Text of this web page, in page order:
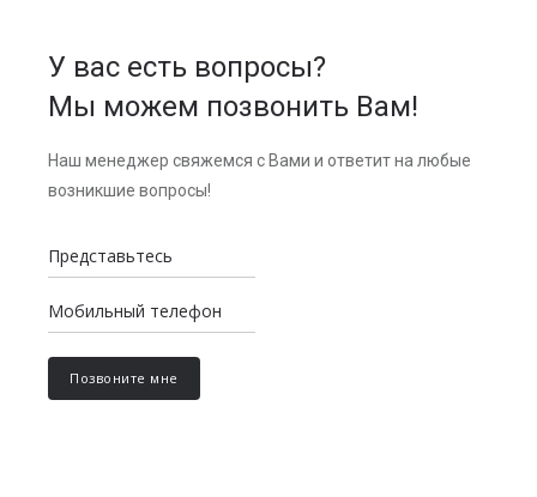
У вас есть вопросы?
Мы можем позвонить Вам!
Наш менеджер свяжемся с Вами и ответит на любые
возникшие вопросы!